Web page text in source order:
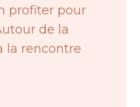
profiter pour
de la
la rencontre